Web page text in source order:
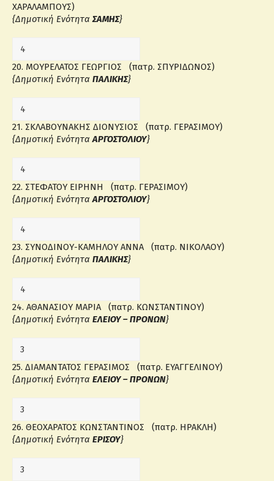
ΧΑΡΑΛΑΜΠΟΥΣ)
{Δημοτική ΕνότηταΣΑΜΗΣ}
20. ΜΟΥΡΕΛΑΤΟΣ ΓΕΩΡΓΙΟΣ (πατρ. ΣΠΥΡΙΔΩΝΟΣ)
{Δημοτική Ενότητα ΠΑΛΙΚΗΣ}
21. ΣΚΛΑΒΟΥΝΑΚΗΣ ΔΙΟΝΥΣΙΟΣ (πατρ. ΓΕΡΑΣΙΜΟΥ)
{Δημοτική ΕνότηταΑΡΓΟΣΤΟΛΙΟΥ}
22. ΣΤΕΦΑΤΟΥ ΕΙΡΗΝΗ (πατρ. ΓΕΡΑΣΙΜΟΥ)
{Δημοτική ΕνότηταΑΡΓΟΣΤΟΛΙΟΥ}
23. ΣΥΝΟΔΙΝΟΥ-ΚΑΜΗΛΟΥ ΑΝΝΑ (πατρ. ΝΙΚΟΛΑΟΥ)
{Δημοτική Ενότητα ΠΑΛΙΚΗΣ}
24. ΑΘΑΝΑΣΙΟΥ ΜΑΡΙΑ (πατρ. ΚΩΝΣΤΑΝΤΙΝΟΥ)
{Δημοτική Ενότητα ΕΛΕΙΟΥ – ΠΡΟΝΩΝ}
25. ΔΙΑΜΑΝΤΑΤΟΣ ΓΕΡΑΣΙΜΟΣ (πατρ. ΕΥΑΓΓΕΛΙΝΟΥ)
{Δημοτική Ενότητα ΕΛΕΙΟΥ – ΠΡΟΝΩΝ}
26. ΘΕΟΧΑΡΑΤΟΣ ΚΩΝΣΤΑΝΤΙΝΟΣ (πατρ. ΗΡΑΚΛΗ)
{Δημοτική Ενότητα ΕΡΙΣΟΥ}